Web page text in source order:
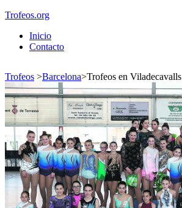
Trofeos.org
Inicio
Contacto
Trofeos >Barcelona>Trofeos en Viladecavalls